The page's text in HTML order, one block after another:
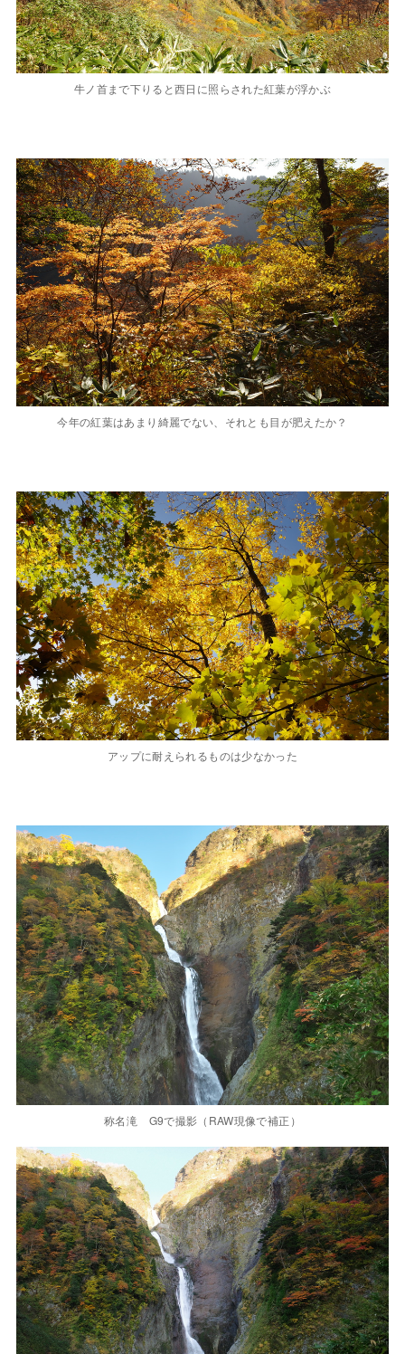
牛ノ首まで下りると西日に照らされた紅葉が浮かぶ
今年の紅葉はあまり綺麗でない、それとも目が肥えたか？
アップに耐えられるものは少なかった
称名滝 G9で撮影（RAW現像で補正）